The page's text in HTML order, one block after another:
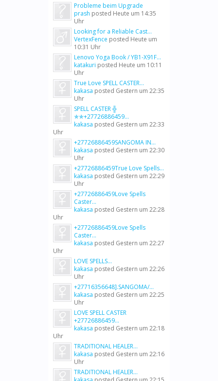
Probleme beim Upgrade
prash posted Heute um 14:35
Uhr
Looking for a Reliable Cast...
VertexFence posted Heute um
10:31 Uhr
Lenovo Yoga Book / YB1-X91F...
katakuri posted Heute um 10:11
Uhr
True Love SPELL CASTER...
kakasa posted Gestern um 22:35
Uhr
SPELL CASTER ╬
✯✯+27726886459...
kakasa posted Gestern um 22:33
Uhr
+27726886459SANGOMA IN...
kakasa posted Gestern um 22:30
Uhr
+27726886459True Love Spells...
kakasa posted Gestern um 22:29
Uhr
+27726886459Love Spells
Caster...
kakasa posted Gestern um 22:28
Uhr
+27726886459Love Spells
Caster...
kakasa posted Gestern um 22:27
Uhr
LOVE SPELLS...
kakasa posted Gestern um 22:26
Uhr
+27716356648].SANGOMA/...
kakasa posted Gestern um 22:25
Uhr
LOVE SPELL CASTER
+27726886459...
kakasa posted Gestern um 22:18
Uhr
TRADITIONAL HEALER...
kakasa posted Gestern um 22:16
Uhr
TRADITIONAL HEALER...